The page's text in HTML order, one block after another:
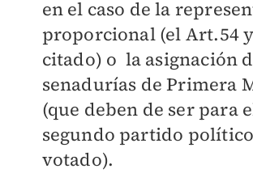
en el caso de la
proporcional (el Art.54
citado) o la asignación
senadurías de Primera
(que deben de ser para
segundo partido
votado).